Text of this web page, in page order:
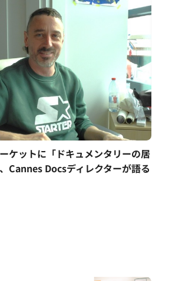
ケットに「ドキュメンタリーの居
Cannes Docsディレクターが語る